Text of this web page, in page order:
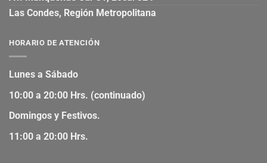
Las Condes, Región Metropolitana
HORARIO DE ATENCIÓN
Lunes a Sábado
10:00 a 20:00 Hrs. (continuado)
Domingos y Festivos.
11:00 a 20:00 Hrs.